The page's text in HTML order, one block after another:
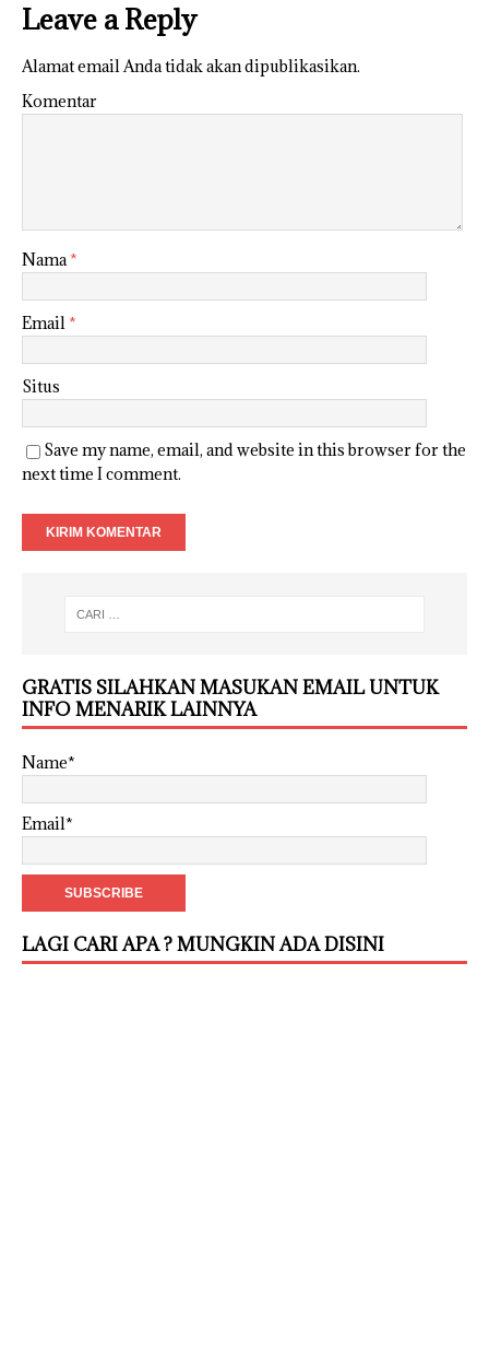
Leave a Reply
Alamat email Anda tidak akan dipublikasikan.
Komentar
Nama*
Email *
Situs
Save my name, email, and website in this browser for the
next time I comment.
GRATIS SILAHKAN MASUKAN EMAIL UNTUK
INFO MENARIK LAINNYA
Name*
Email*
LAGI CARI APA ? MUNGKIN ADA DISINI